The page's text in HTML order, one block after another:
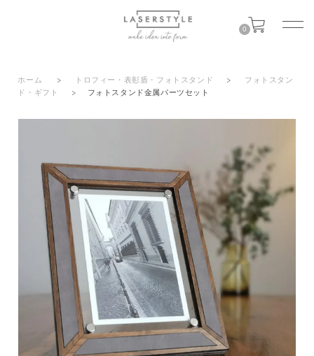
0
ホーム > トロフィー・表彰盾・フォトスタンド >
フォトスタン
ド・ギフト
> フォトスタンド金属パーツセット